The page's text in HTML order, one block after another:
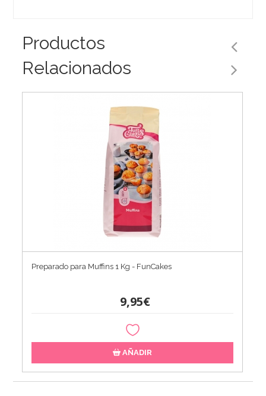
Productos
Relacionados
Preparado para Muffins 1 Kg - FunCakes
9,95€
AÑADIR